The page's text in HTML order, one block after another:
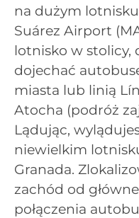
na dużym
Suárez Airport
lotnisko w stolicy,
dojechać
miasta lub linią
Atocha (podróż
Lądując,
niewielkim
Granada.
zachód od
połączenia